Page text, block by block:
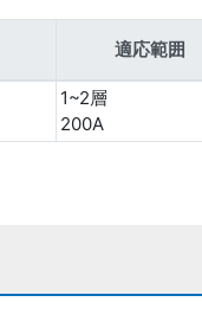
適応範囲
1~2層
200A